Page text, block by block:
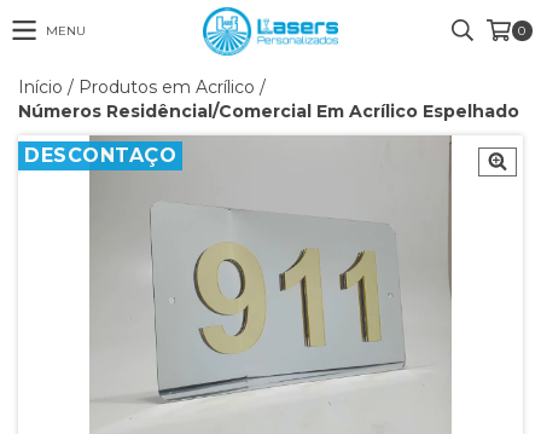
MENU 0
Início / Produtos em Acrílico /
Números Residêncial/Comercial Em Acrílico Espelhado
DESCONTAÇO